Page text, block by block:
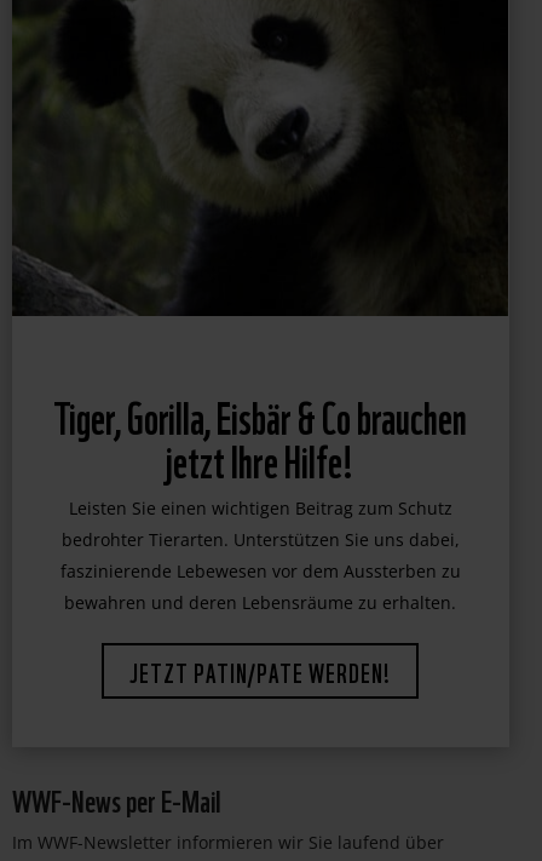
WWF-News per E-Mail
Im WWF-Newsletter informieren wir Sie laufend über